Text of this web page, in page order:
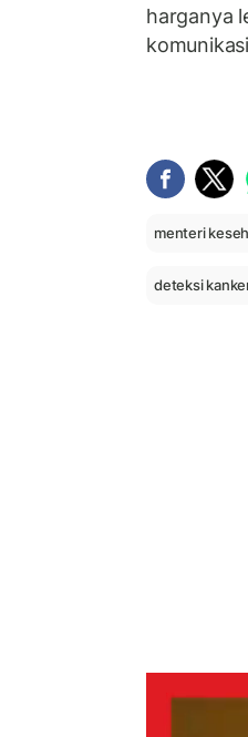
harganya
menteri
deteksi